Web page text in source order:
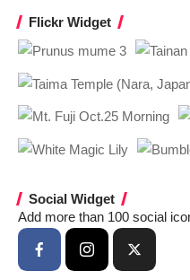
Flickr Widget
Social Widget
Add more than 100 social